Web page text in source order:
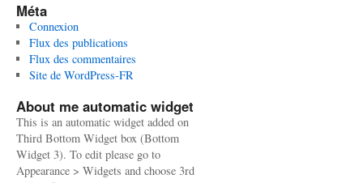
Méta
Connexion
Flux des publications
Flux des commentaires
Site de WordPress-FR
About me automatic widget
This is an automatic widget added on
Third Bottom Widget box (Bottom
Widget 3). To edit please go to
Appearance > Widgets and choose 3rd